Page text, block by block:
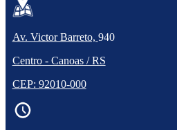
Av. Victor Barreto, 940
Centro - Canoas / RS
CEP: 92010-000